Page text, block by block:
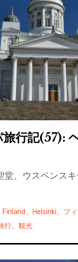
旅行記(57):
堂、ウスペンス
、Helsinki、フ
行、観光